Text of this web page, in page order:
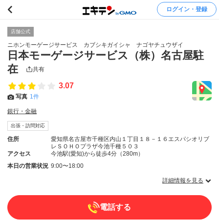
ログイン・登録
店舗公式
ニホンモーゲージサービス カブシキガイシャ ナゴヤチュウザイ
日本モーゲージサービス（株）名古屋駐
在
共有
3.07
写真 1件
銀行・金融
出張・訪問対応
住所
愛知県名古屋市千種区内山１丁目１８－１６エスパシオリブ
レＳＯＨＯプラザ今池千種５０３
アクセス
今池駅(愛知)から徒歩4分（280m）
本日の営業状況 9:00〜18:00
詳細情報を見る
電話する